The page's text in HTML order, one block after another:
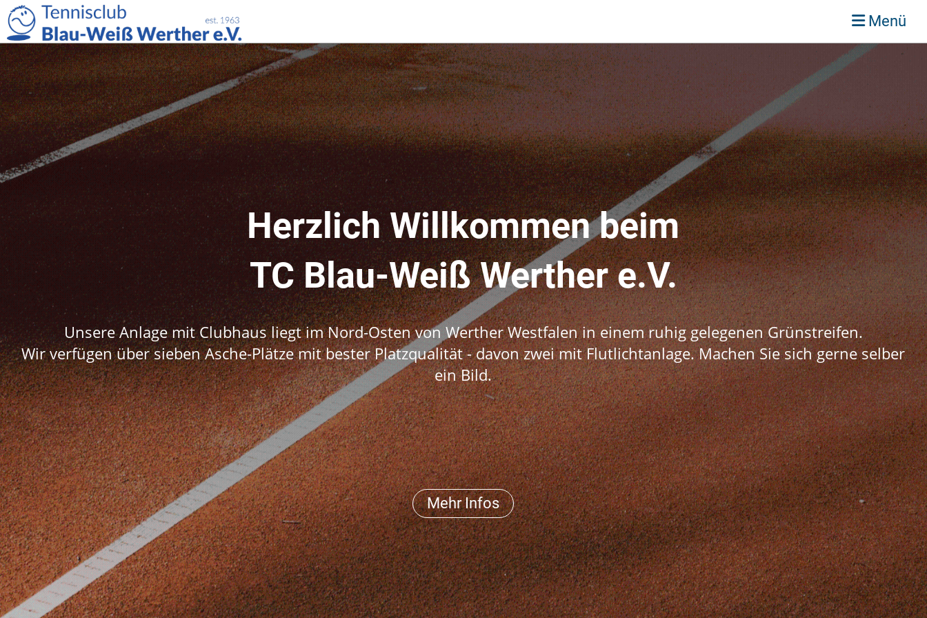
Menü
Herzlich Willkommen beim
TC Blau-Weiß Werther e.V.
Unsere Anlage mit Clubhaus liegt im Nord-Osten von Werther Westfalen in einem ruhig gelegenen Grünstreifen.
Wir verfügen über sieben Asche-Plätze mit bester Platzqualität - davon zwei mit Flutlichtanlage. Machen Sie sich gerne selber
ein Bild.
Mehr Infos